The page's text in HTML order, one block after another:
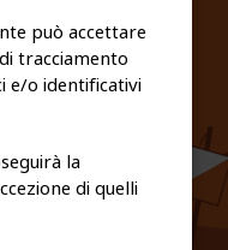
POLICY
può accettare
tracciamento
e/o identificativi
la
di quelli